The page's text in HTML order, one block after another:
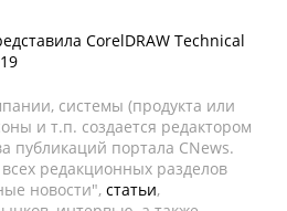
CorelDRAW Technical
системы (продукта или
и т.п. создается редактором
публикаций портала CNews.
редакционных разделов
новости", статьи,